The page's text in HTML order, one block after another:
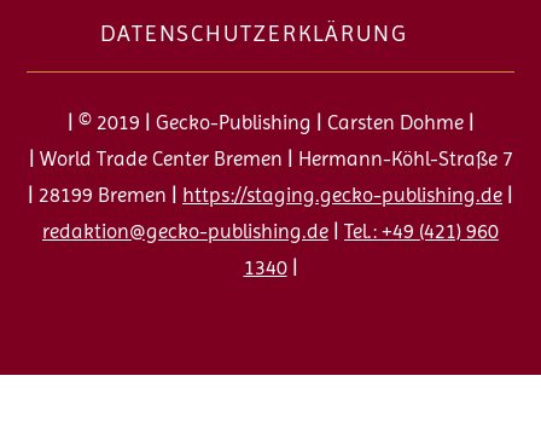
Top
DATENSCHUTZERKLÄRUNG
| © 2019 | Gecko-Publishing | Carsten Dohme |
| World Trade Center Bremen | Hermann-Köhl-Straße 7
| 28199 Bremen | https://staging.gecko-publishing.de
redaktion@gecko-publishing.de
Tel.: +49 (421) 960
1340|